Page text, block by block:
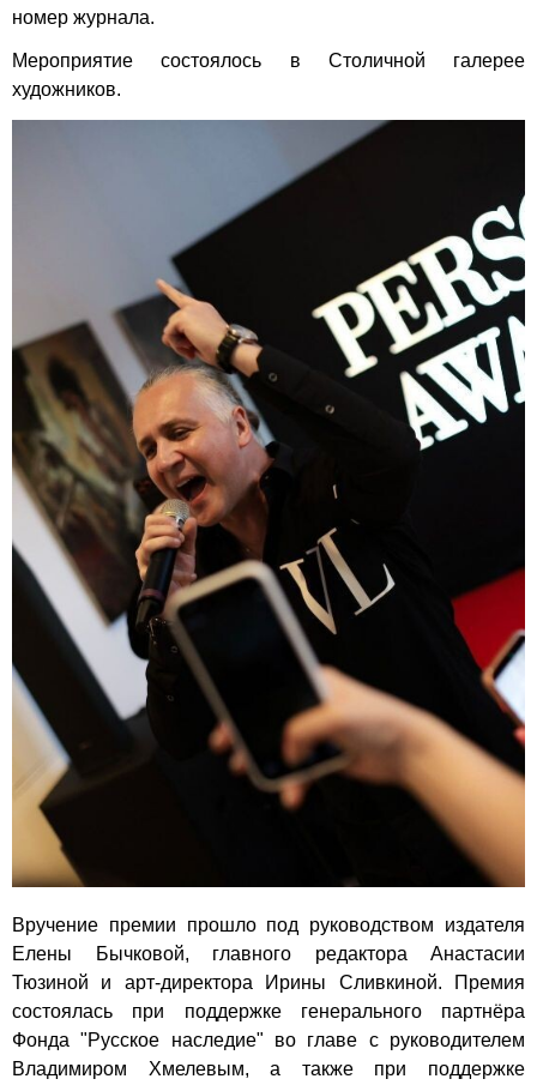
номер журнала.
Мероприятие состоялось в Столичной галерее
художников.
Вручение премии прошло под руководством издателя
Елены Бычковой, главного редактора Анастасии
Тюзиной и арт-директора Ирины Сливкиной. Премия
состоялась при поддержке генерального партнёра
Фонда "Русское наследие" во главе с руководителем
Владимиром Хмелевым, а также при поддержке